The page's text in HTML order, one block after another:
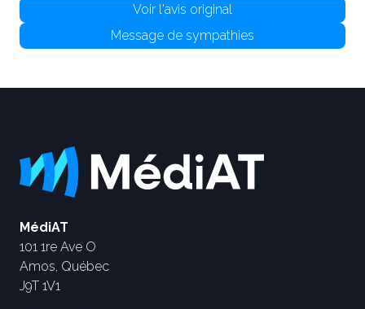
Voir l'avis original
Message de sympathies
MédiAT
101 1re Ave O
Amos, Québec
J9T 1V1